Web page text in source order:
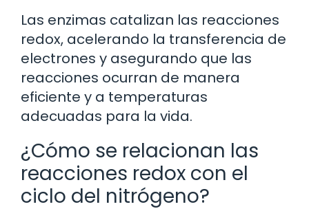
Las enzimas catalizan las reacciones
redox, acelerando la transferencia de
electrones y asegurando que las
reacciones ocurran de manera
eficiente y a temperaturas
adecuadas para la vida.
¿Cómo se relacionan las
reacciones redox con el
ciclo del nitrógeno?